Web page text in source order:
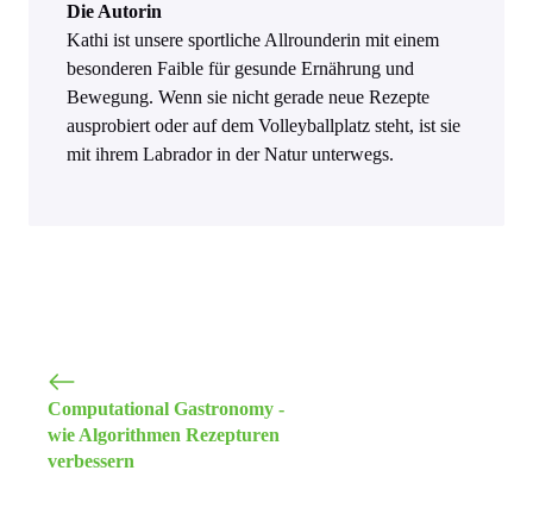
Die Autorin
Kathi ist unsere sportliche Allrounderin mit einem
besonderen Faible für gesunde Ernährung und
Bewegung. Wenn sie nicht gerade neue Rezepte
ausprobiert oder auf dem Volleyballplatz steht, ist sie
mit ihrem Labrador in der Natur unterwegs.
Computational Gastronomy -
wie Algorithmen Rezepturen
verbessern